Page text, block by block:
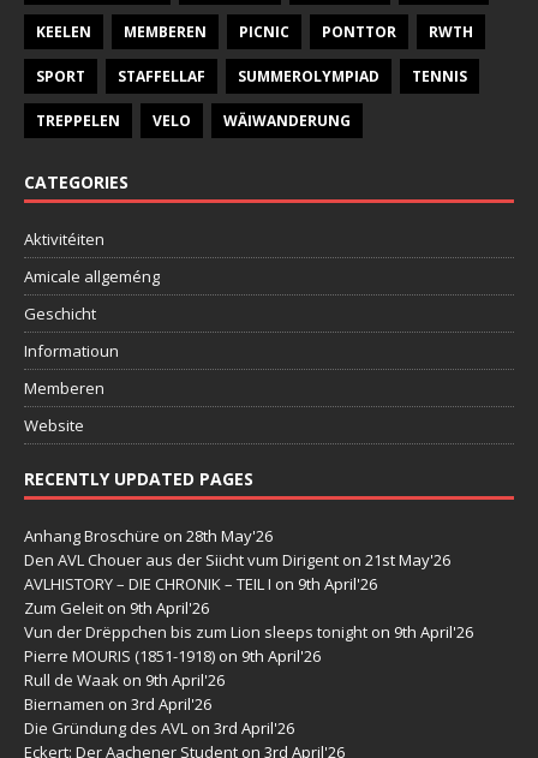
KEELEN MEMBEREN PICNIC PONTTOR RWTH
SPORT STAFFELLAF SUMMEROLYMPIAD TENNIS
TREPPELEN VELO WÄIWANDERUNG
CATEGORIES
Aktivitéiten
Amicale allgeméng
Geschicht
Informatioun
Memberen
Website
RECENTLY UPDATED PAGES
Anhang Broschüre on 28th May'26
Den AVL Chouer aus der Siicht vum Dirigent on 21st May'26
AVLHISTORY – DIE CHRONIK – TEIL I on 9th April'26
Zum Geleit on 9th April'26
Vun der Drëppchen bis zum Lion sleeps tonight on 9th April'26
Pierre MOURIS (1851-1918) on 9th April'26
Rull de Waak on 9th April'26
Biernamen on 3rd April'26
Die Gründung des AVL on 3rd April'26
Eckert: Der Aachener Student on 3rd April'26